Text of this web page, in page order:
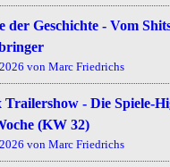
der Geschichte - Vom
von Marc Friedrichs
Trailershow - Die Spiele-
(KW 32)
von Marc Friedrichs